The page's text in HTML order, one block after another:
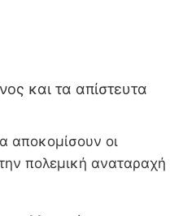
και τα απίστευτα
αποκομίσουν οι
πολεμική αναταραχή